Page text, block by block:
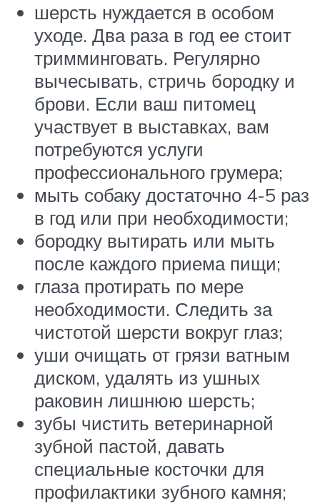
шерсть нуждается в особом
уходе. Два раза в год ее стоит
тримминговать. Регулярно
вычесывать, стричь бородку и
брови. Если ваш питомец
участвует в выставках, вам
потребуются услуги
профессионального грумера;
мыть собаку достаточно 4-5 раз
в год или при необходимости;
бородку вытирать или мыть
после каждого приема пищи;
глаза протирать по мере
необходимости. Следить за
чистотой шерсти вокруг глаз;
уши очищать от грязи ватным
диском, удалять из ушных
раковин лишнюю шерсть;
зубы чистить ветеринарной
зубной пастой, давать
специальные косточки для
профилактики зубного камня;